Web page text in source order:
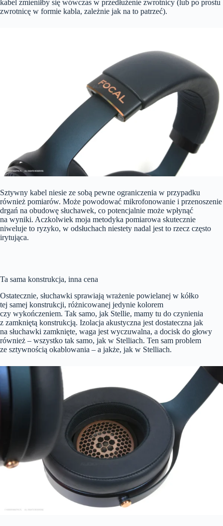
kabel zmieniłby się wówczas w przedłużenie zwrotnicy (lub po prostu
zwrotnicę w formie kabla, zależnie jak na to patrzeć).
Sztywny kabel niesie ze sobą pewne ograniczenia w przypadku
również pomiarów. Może powodować mikrofonowanie i przenoszenie
drgań na obudowę słuchawek, co potencjalnie może wpłynąć
na wyniki. Aczkolwiek moja metodyka pomiarowa skutecznie
niweluje to ryzyko, w odsłuchach niestety nadal jest to rzecz często
irytująca.
Ta sama konstrukcja, inna cena
Ostatecznie, słuchawki sprawiają wrażenie powielanej w kółko
tej samej konstrukcji, różnicowanej jedynie kolorem
czy wykończeniem. Tak samo, jak Stellie, mamy tu do czynienia
z zamkniętą konstrukcją. Izolacja akustyczna jest dostateczna jak
na słuchawki zamknięte, waga jest wyczuwalna, a docisk do głowy
również – wszystko tak samo, jak w Stelliach. Ten sam problem
ze sztywnością okablowania – a jakże, jak w Stelliach.